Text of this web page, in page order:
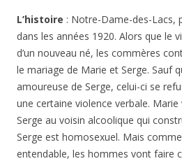
L’histoire : Notre-Dame-des-Lacs,
dans les années 1920. Alors que le
d’un nouveau né, les commères
le mariage de Marie et Serge. Sauf
amoureuse de Serge, celui-ci se
une certaine violence verbale.
Serge au voisin alcoolique qui
Serge est homosexuel. Mais
entendable, les hommes vont faire